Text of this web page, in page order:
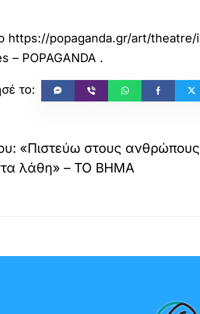
https://popaganda.gr/art/
– POPAGANDA .
«Πιστεύω στους
λάθη» – ΤΟ ΒΗΜΑ